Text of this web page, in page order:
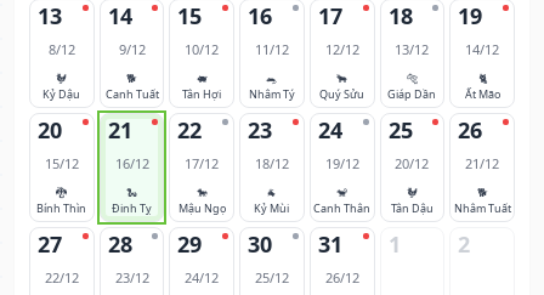
13
8/12
🐓
Kỷ Dậu
14
9/12
🐕
Canh Tuất
15
10/12
🐖
Tân Hợi
16
11/12
🐀
Nhâm Tý
17
12/12
🐂
Quý Sửu
18
13/12
🐅
Giáp Dần
19
14/12
🐈
Ất Mão
20
15/12
🐉
Bính Thìn
21
16/12
🐍
Đinh Tỵ
22
17/12
🐎
Mậu Ngọ
23
18/12
🐐
Kỷ Mùi
24
19/12
🐒
Canh Thân
25
20/12
🐓
Tân Dậu
26
21/12
🐕
Nhâm Tuất
27
22/12
28
23/12
29
24/12
30
25/12
31
26/12
1 2